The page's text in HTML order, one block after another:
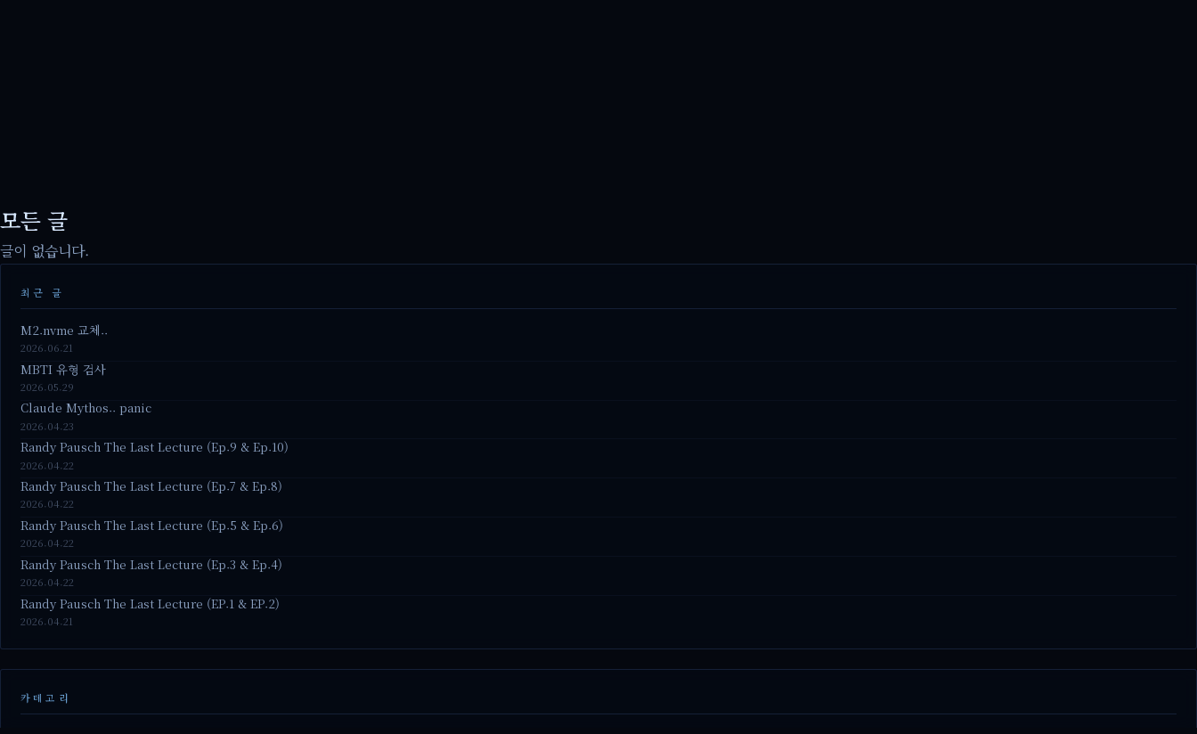
모든 글
글이 없습니다.
최근 글
M2.nvme 교체..
2026.06.21
MBTI 유형 검사
2026.05.29
Claude Mythos.. panic
2026.04.23
Randy Pausch The Last Lecture (Ep.9 & Ep.10)
2026.04.22
Randy Pausch The Last Lecture (Ep.7 & Ep.8)
2026.04.22
Randy Pausch The Last Lecture (Ep.5 & Ep.6)
2026.04.22
Randy Pausch The Last Lecture (Ep.3 & Ep.4)
2026.04.22
Randy Pausch The Last Lecture (EP.1 & EP.2)
2026.04.21
카테고리